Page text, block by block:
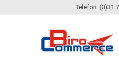
Telefon: (0)31